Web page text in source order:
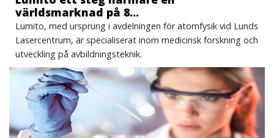
världsmarknad på 8…
Lumito, med ursprung i avdelningen för atomfysik vid Lunds
Lasercentrum, är specialiserat inom medicinsk forskning och
utveckling på avbildningsteknik.